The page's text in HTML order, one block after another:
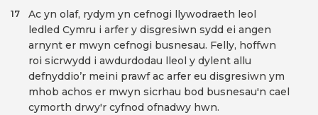
Ac yn olaf, rydym yn cefnogi llywodraeth leol
ledled Cymru i arfer y disgresiwn sydd ei angen
arnynt er mwyn cefnogi busnesau. Felly, hoffwn
roi sicrwydd i awdurdodau lleol y dylent allu
defnyddio’r meini prawf ac arfer eu disgresiwn ym
mhob achos er mwyn sicrhau bod busnesau'n cael
cymorth drwy'r cyfnod ofnadwy hwn.
17